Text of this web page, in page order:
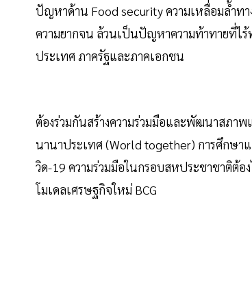
ปัญหาด้าน Food security ความเหลื่อมล้ำท
ความยากจน ล้วนเป็นปัญหาความท้าทายที่ไร้
ประเทศ ภาครัฐและภาคเอกชน
ต้องร่วมกันสร้างความร่วมมือและพัฒนาสภาพ
นานาประเทศ (World together) การศึกษา
วิด-19 ความร่วมมือในกรอบสหประชาชาติต้อ
โมเดลเศรษฐกิจใหม่ BCG